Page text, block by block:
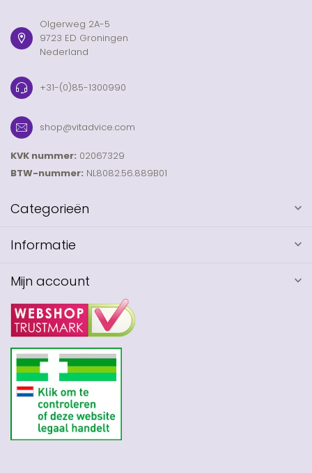
Olgerweg 2A-5
9723 ED Groningen
Nederland
+31-(0)85-1300990
shop@vitadvice.com
KVK nummer: 02067329
BTW-nummer: NL8082.56.889B01
Categorieën
Informatie
Mijn account